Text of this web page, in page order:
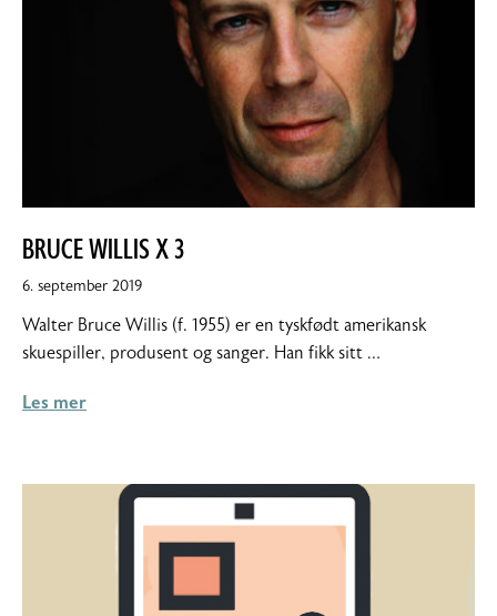
BRUCE WILLIS X 3
6. september 2019
Walter Bruce Willis (f. 1955) er en tyskfødt amerikansk
skuespiller, produsent og sanger. Han fikk sitt …
Les mer